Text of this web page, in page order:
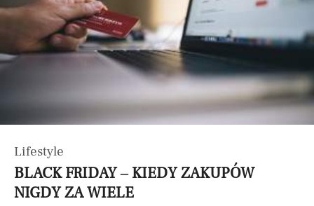
Lifestyle
BLACK FRIDAY – KIEDY ZAKUPÓW
NIGDY ZA WIELE